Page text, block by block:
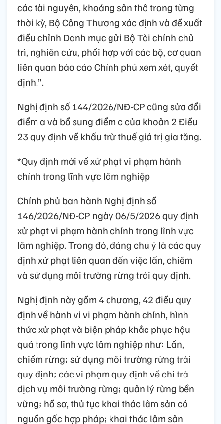
các tài nguyên, khoáng sản thô trong từng
thời kỳ, Bộ Công Thương xác định và đề xuất
điều chỉnh Danh mục gửi Bộ Tài chính chủ
trì, nghiên cứu, phối hợp với các bộ, cơ quan
liên quan báo cáo Chính phủ xem xét, quyết
định.”.
Nghị định số 144/2026/NĐ-CP cũng sửa đổi
điểm a và bổ sung điểm c của khoản 2 Điều
23 quy định về khấu trừ thuế giá trị gia tăng.
*Quy định mới về xử phạt vi phạm hành
chính trong lĩnh vực lâm nghiệp
Chính phủ ban hành Nghị định số
146/2026/NĐ-CP ngày 06/5/2026 quy định
xử phạt vi phạm hành chính trong lĩnh vực
lâm nghiệp. Trong đó, đáng chú ý là các quy
định xử phạt liên quan đến việc lấn, chiếm
và sử dụng môi trường rừng trái quy định.
Nghị định này gồm 4 chương, 42 điều quy
định về hành vi vi phạm hành chính, hình
thức xử phạt và biện pháp khắc phục hậu
quả trong lĩnh vực lâm nghiệp như: Lấn,
chiếm rừng; sử dụng môi trường rừng trái
quy định; các vi phạm quy định về chi trả
dịch vụ môi trường rừng; quản lý rừng bền
vững; hồ sơ, thủ tục khai thác lâm sản có
nguồn gốc hợp pháp; khai thác lâm sản